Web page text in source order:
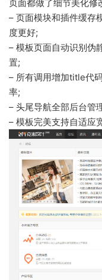
页面都做了细节美化修
– 页面模块和插件缓存
度更好;
– 模板页面自动识别伪
置;
– 所有调用增加title代
率;
– 头尾导航全部后台管
– 模板完美支持自适应